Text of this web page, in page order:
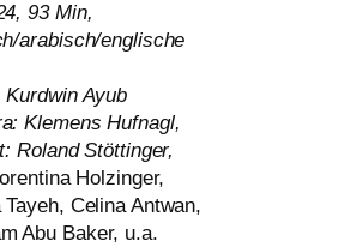
93 Min,
arabisch/englische
Kurdwin Ayub
Klemens Hufnagl,
Roland Stöttinger,
Holzinger,
Tayeh, Celina Antwan,
Abu Baker, u.a.